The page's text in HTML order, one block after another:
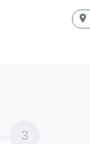
place
3